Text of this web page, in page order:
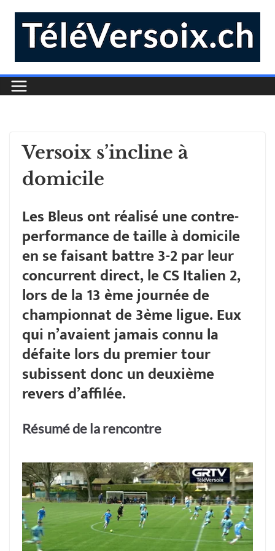
Versoix s’incline à
domicile
Les Bleus ont réalisé une contre-
performance de taille à domicile
en se faisant battre 3-2 par leur
concurrent direct, le CS Italien 2,
lors de la 13 ème journée de
championnat de 3ème ligue. Eux
qui n’avaient jamais connu la
défaite lors du premier tour
subissent donc un deuxième
revers d’affilée.
Résumé de la rencontre